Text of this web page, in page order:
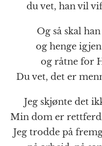
du vet, han vil
Og så skal
og henge
og råtne for
Du vet, det er
Jeg skjønte det
Min dom er
Jeg trodde på